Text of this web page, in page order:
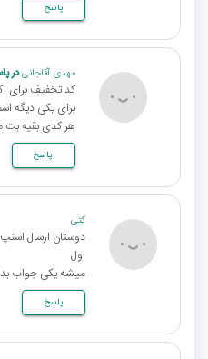
پاسخ
مهدی آقاجانیدر
کد تخفیف برای
برای یکی دیگه
هر کدی بقیه بت
پاسخ
کتی
دوستان ارسال اسنپ
اول
میشه یکی جواب
پاسخ